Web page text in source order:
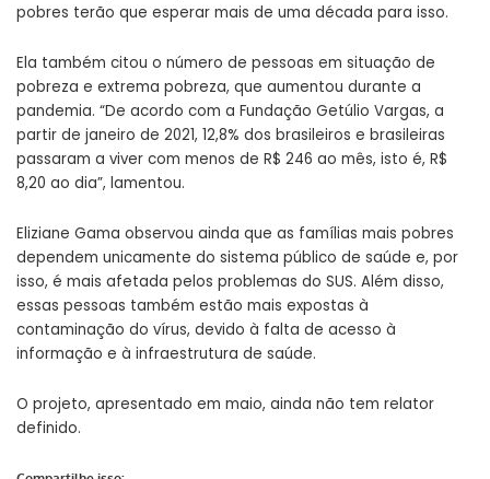
pobres terão que esperar mais de uma década para isso.
Ela também citou o número de pessoas em situação de
pobreza e extrema pobreza, que aumentou durante a
pandemia. “De acordo com a Fundação Getúlio Vargas, a
partir de janeiro de 2021, 12,8% dos brasileiros e brasileiras
passaram a viver com menos de R$ 246 ao mês, isto é, R$
8,20 ao dia”, lamentou.
Eliziane Gama observou ainda que as famílias mais pobres
dependem unicamente do sistema público de saúde e, por
isso, é mais afetada pelos problemas do SUS. Além disso,
essas pessoas também estão mais expostas à
contaminação do vírus, devido à falta de acesso à
informação e à infraestrutura de saúde.
O projeto, apresentado em maio, ainda não tem relator
definido.